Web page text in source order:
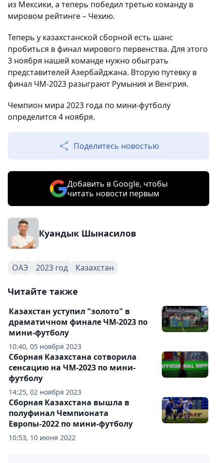
из Мексики, а теперь победил третью команду в
мировом рейтинге – Чехию.
Теперь у казахстанской сборной есть шанс
пробиться в финал мирового первенства. Для этого
3 ноября нашей команде нужно обыграть
представителей Азербайджана. Вторую путевку в
финал ЧМ-2023 разыграют Румыния и Венгрия.
Чемпион мира 2023 года по мини-футболу
определится 4 ноября.
Поделитесь новостью
Добавить в Google, чтобы
читать новости первым
Куандык Шынасилов
ОАЭ 2023 год Казахстан
Читайте также
10:40, 05 ноября 2023
Казахстан уступил "золото" в
драматичном финале ЧМ-2023 по
мини-футболу
14:25, 02 ноября 2023
Сборная Казахстана сотворила
сенсацию на ЧМ-2023 по мини-
футболу
10:53, 10 июня 2022
Сборная Казахстана вышла в
полуфинал Чемпионата
Европы-2022 по мини-футболу